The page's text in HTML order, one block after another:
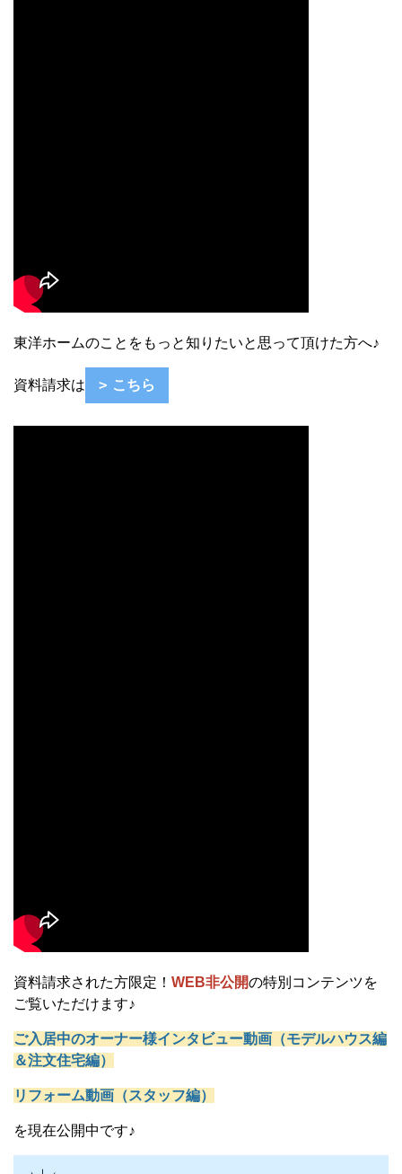
東洋ホームのことをもっと知りたいと思って頂けた方へ♪
資料請求は こちら
資料請求された方限定！ WEB非公開の特別コンテンツを
ご覧いただけます♪
ご入居中のオーナー様インタビュー動画（モデルハウス編
＆注文住宅編）
リフォーム動画（スタッフ編）
を現在公開中です♪